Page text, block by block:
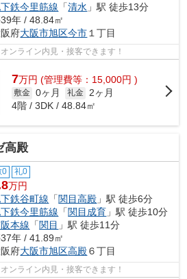
鉄今里筋線 「清水 」駅 徒歩13分
年 / 48.84㎡
府大阪市旭区今市 １丁目
ンライン内見・接客できます！
7万円 (管理費等：15,000円 )
敷金 0ヶ月 礼金 2ヶ月
4階 / 3DK / 48.84㎡
高殿
0 礼0
万円
鉄谷町線 「関目高殿 」駅 徒歩6分
鉄今里筋線 「関目成育 」駅 徒歩10分
本線 「関目 」駅 徒歩11分
年 / 41.89㎡
府大阪市旭区高殿６丁目
ンライン内見・接客できます！